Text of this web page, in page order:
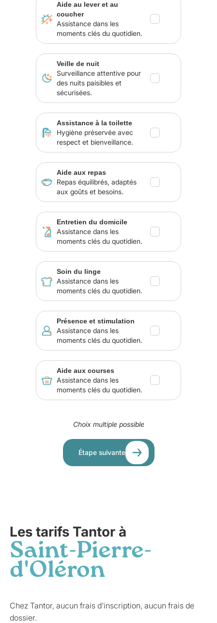
Aide au lever et au
coucher
Assistance dans les
moments clés du quotidien.
Veille de nuit
Surveillance attentive pour
des nuits paisibles et
sécurisées.
Assistance à la toilette
Hygiène préservée avec
respect et bienveillance.
Aide aux repas
Repas équilibrés, adaptés
aux goûts et besoins.
Entretien du domicile
Assistance dans les
moments clés du quotidien.
Soin du linge
Assistance dans les
moments clés du quotidien.
Présence et stimulation
Assistance dans les
moments clés du quotidien.
Aide aux courses
Assistance dans les
moments clés du quotidien.
Choix multiple possible
Étape suivante
Les tarifs Tantor à
Saint-Pierre-
d'Oléron
Chez Tantor, aucun frais d'inscription, aucun frais de
dossier.